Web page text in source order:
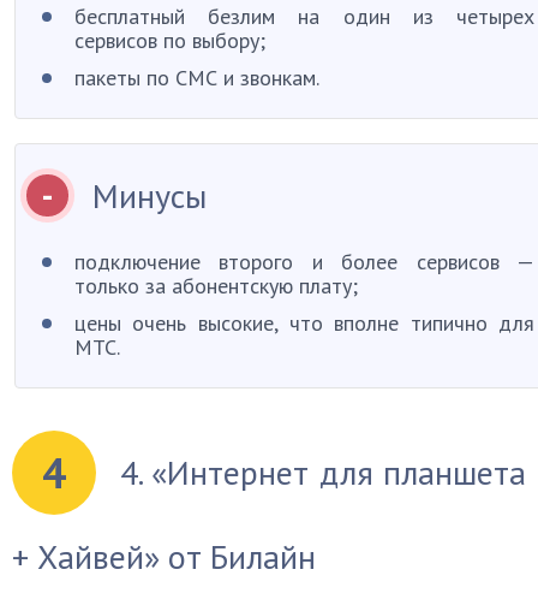
бесплатный безлим на один из четырех
сервисов по выбору;
пакеты по СМС и звонкам.
Минусы
подключение второго и более сервисов —
только за абонентскую плату;
цены очень высокие, что вполне типично для
МТС.
4
4. «Интернет для планшета
+ Хайвей» от Билайн